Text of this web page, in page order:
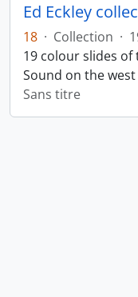
Ed Eckley
18 · Collection ·
19 colour slides
Sound on the
Sans titre